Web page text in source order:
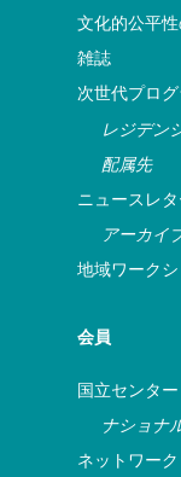
文化的公平
雑誌
次世代プロ
レジデン
配属先
ニュースレ
アーカイ
地域ワーク
会員
国立センター
ナショナ
ネットワーク